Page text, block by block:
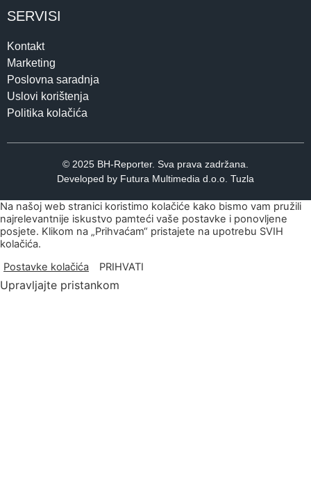
SERVISI
Kontakt
Marketing
Poslovna saradnja
Uslovi korištenja
Politika kolačića
© 2025 BH-Reporter. Sva prava zadržana.
Developed by Futura Multimedia d.o.o. Tuzla
Na našoj web stranici koristimo kolačiće kako bismo vam pružili
najrelevantnije iskustvo pamteći vaše postavke i ponovljene
posjete. Klikom na „Prihvaćam“ pristajete na upotrebu SVIH
kolačića.
Postavke kolačića
PRIHVATI
Upravljajte pristankom